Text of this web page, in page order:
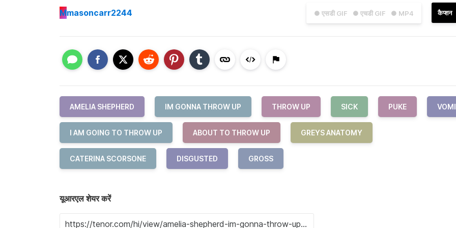
● एसडी GIF ● एचडी GIF ● MP4 कैप्शन
Mmasoncarr2244
AMELIA SHEPHERD IM GONNA THROW UP THROW UP SICK PUKE
I AM GOING TO THROW UP ABOUT TO THROW UP GREYS ANATOMY
CATERINA SCORSONE DISGUSTED GROSS
यूआरएल शेयर करें